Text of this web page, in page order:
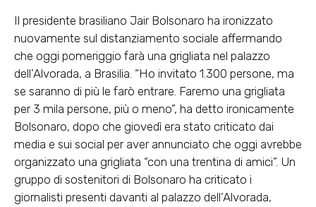
Il presidente brasiliano Jair Bolsonaro ha ironizzato
nuovamente sul distanziamento sociale affermando
che oggi pomeriggio farà una grigliata nel palazzo
dell’Alvorada, a Brasilia. “Ho invitato 1.300 persone, ma
se saranno di più le farò entrare. Faremo una grigliata
per 3 mila persone, più o meno”, ha detto ironicamente
Bolsonaro, dopo che giovedì era stato criticato dai
media e sui social per aver annunciato che oggi avrebbe
organizzato una grigliata “con una trentina di amici”. Un
gruppo di sostenitori di Bolsonaro ha criticato i
giornalisti presenti davanti al palazzo dell’Alvorada,